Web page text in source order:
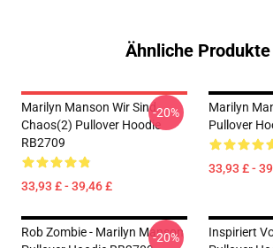
Ähnliche Produkte
Marilyn Manson Wir Sind
Chaos(2) Pullover Hoodie
RB2709
33,93 £ - 39,46 £
-20%
Marilyn
Pullover
33,93 £ -
Rob Zombie - Marilyn Manson
-20%
Inspiriert